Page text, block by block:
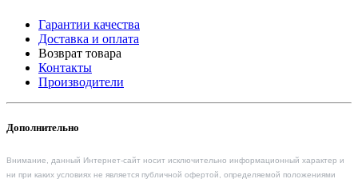
Гарантии качества
Доставка и оплата
Возврат товара
Контакты
Производители
Дополнительно
Внимание, данный Интернет-сайт носит исключительно информационный характер и
ни при каких условиях не является публичной офертой, определяемой положениями